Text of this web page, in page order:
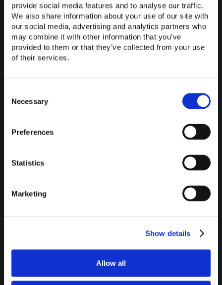
provide social media features and to analyse our traffic.
We also share information about your use of our site with
our social media, advertising and analytics partners who
may combine it with other information that you’ve
provided to them or that they’ve collected from your use
of their services.
Selection
Necessary
Preferences
Statistics
Marketing
Show details
Allow all
Sollten Sie Hilfe dabei benötigen, IhreBüro- und
Konferenzräume einzurichtenund mit der bestmöglichen
technischen Ausstattung zu versehen, stehen wir von
ComPeri Ihnen gerne zur Seite. Alserfahrener Anbieter
in der Konferenzraum- und Medientechnik
Konzeption, Installation und regelmäßigen WartungIhrer
technischen Ausstattung zu unterstützen.
ZURÜCK ZUR ÜBERSICHT